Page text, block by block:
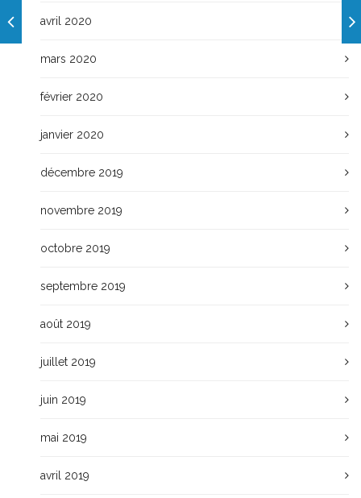
avril 2020
mars 2020
février 2020
janvier 2020
décembre 2019
novembre 2019
octobre 2019
septembre 2019
août 2019
juillet 2019
juin 2019
mai 2019
avril 2019